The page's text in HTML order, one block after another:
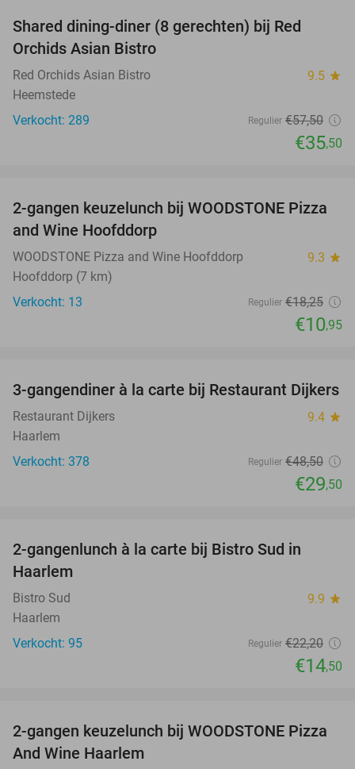
Shared dining-diner (8 gerechten) bij Red
Orchids Asian Bistro
Red Orchids Asian Bistro 9.5 star
Heemstede
Verkocht: 289
Regulier €57,50
€35,50
40%
2-gangen keuzelunch bij WOODSTONE Pizza
and Wine Hoofddorp
WOODSTONE Pizza and Wine Hoofddorp 9.3 star
Hoofddorp (7 km)
Verkocht: 13
Regulier €18,25
€10,95
39%
3-gangendiner à la carte bij Restaurant Dijkers
Restaurant Dijkers 9.4 star
Haarlem
Verkocht: 378
Regulier €48,50
€29,50
2-gangenlunch à la carte bij Bistro Sud in
Haarlem
Bistro Sud 9.9 star
Haarlem
Verkocht: 95
Regulier €22,20
€14,50
46%
2-gangen keuzelunch bij WOODSTONE Pizza
And Wine Haarlem